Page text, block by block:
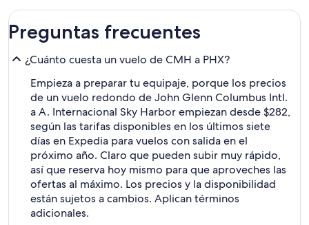
Preguntas frecuentes
¿Cuánto cuesta un vuelo de CMH a PHX?
Empieza a preparar tu equipaje, porque los precios
de un vuelo redondo de John Glenn Columbus Intl.
a A. Internacional Sky Harbor empiezan desde $282,
según las tarifas disponibles en los últimos siete
días en Expedia para vuelos con salida en el
próximo año. Claro que pueden subir muy rápido,
así que reserva hoy mismo para que aproveches las
ofertas al máximo. Los precios y la disponibilidad
están sujetos a cambios. Aplican términos
adicionales.